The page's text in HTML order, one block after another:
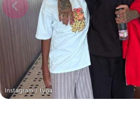
Instagram / tyga